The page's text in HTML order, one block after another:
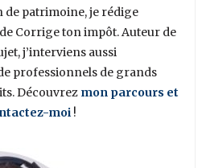
de patrimoine, je rédige
Corrige ton impôt. Auteur de
j’interviens aussi
professionnels de grands
Découvrez mon parcours et
moi !